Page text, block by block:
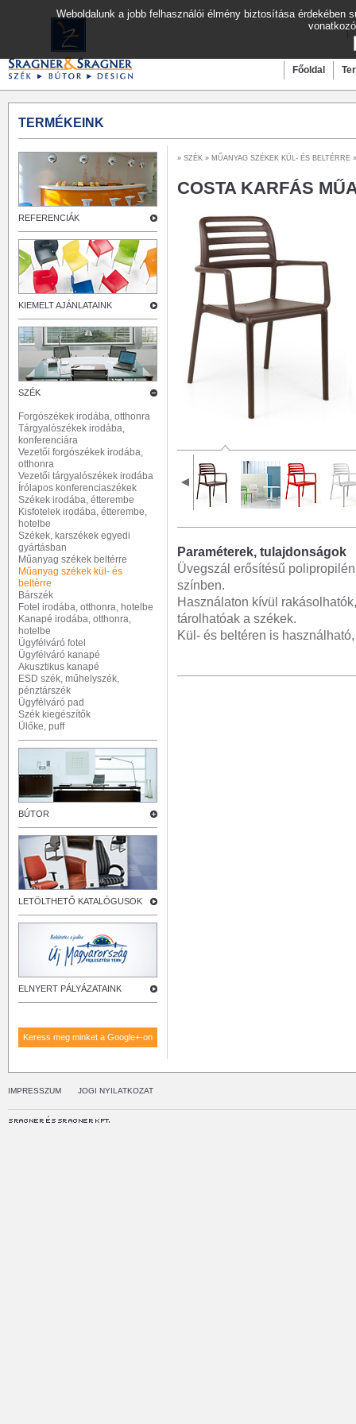
Főoldal
TERMÉKEINK
REFERENCIÁK
KIEMELT AJÁNLATAINK
SZÉK
Forgószékek irodába, otthonra
Tárgyalószékek irodába,
konferenciára
Vezetői forgószékek irodába,
otthonra
Vezetői tárgyalószékek irodába
Írólapos konferenciaszékek
Székek irodába, étterembe
Kisfotelek irodába, étterembe,
hotelbe
Székek, karszékek egyedi
gyártásban
Műanyag székek beltérre
Műanyag székek kül- és
beltérre
Bárszék
Fotel irodába, otthonra, hotelbe
Kanapé irodába, otthonra,
hotelbe
Ügyfélváró fotel
Ügyfélváró kanapé
Akusztikus kanapé
ESD szék, műhelyszék,
pénztárszék
Ügyfélváró pad
Szék kiegészítők
Ülőke, puff
BÚTOR
LETÖLTHETŐ KATALÓGUSOK
ELNYERT PÁLYÁZATAINK
Keress meg minket a Google+-on
» SZÉK » MŰANYAG SZÉKEK KÜL- ÉS BELTÉRRE
COSTA KARFÁS
Paraméterek, tulajdonságok
Üvegszál erősítésű
színben.
Használaton kívül
tárolhatóak a székek.
Kül- és beltéren is
IMPRESSZUM JOGI NYILATKOZAT
Weboldalunk a jobb felhasználói élmény biztosítása érdekében